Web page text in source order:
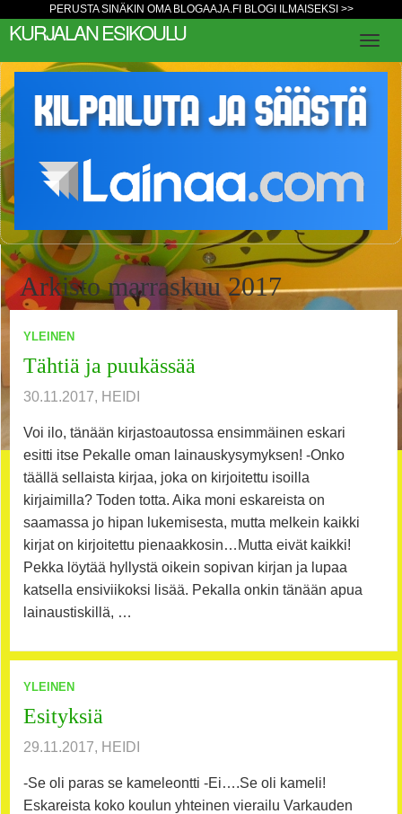
PERUSTA SINÄKIN OMA BLOGAAJA.FI BLOGI ILMAISEKSI >>
KURJALAN ESIKOULU
Arkisto marraskuu 2017
YLEINEN
Tähtiä ja puukässää
30.11.2017, HEIDI
Voi ilo, tänään kirjastoautossa ensimmäinen eskari
esitti itse Pekalle oman lainauskysymyksen! -Onko
täällä sellaista kirjaa, joka on kirjoitettu isoilla
kirjaimilla? Toden totta. Aika moni eskareista on
saamassa jo hipan lukemisesta, mutta melkein kaikki
kirjat on kirjoitettu pienaakkosin…Mutta eivät kaikki!
Pekka löytää hyllystä oikein sopivan kirjan ja lupaa
katsella ensiviikoksi lisää. Pekalla onkin tänään apua
lainaustiskillä, …
YLEINEN
Esityksiä
29.11.2017, HEIDI
-Se oli paras se kameleontti -Ei….Se oli kameli!
Eskareista koko koulun yhteinen vierailu Varkauden
1 2